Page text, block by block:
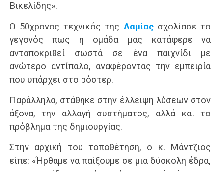
Βικελίδης».
Ο 50χρονος τεχνικός της Λαμίαςσχολίασε το
γεγονός πως η ομάδα μας κατάφερε να
ανταποκριθεί σωστά σε ένα παιχνίδι με
ανώτερο αντίπαλο, αναφέροντας την εμπειρία
που υπάρχει στο ρόστερ.
Παράλληλα, στάθηκε στην έλλειψη λύσεων στον
άξονα, την αλλαγή συστήματος, αλλά και το
πρόβλημα της δημιουργίας.
Στην αρχική του τοποθέτηση, ο κ. Μάντζιος
είπε: «Ήρθαμε να παίξουμε σε μια δύσκολη έδρα,